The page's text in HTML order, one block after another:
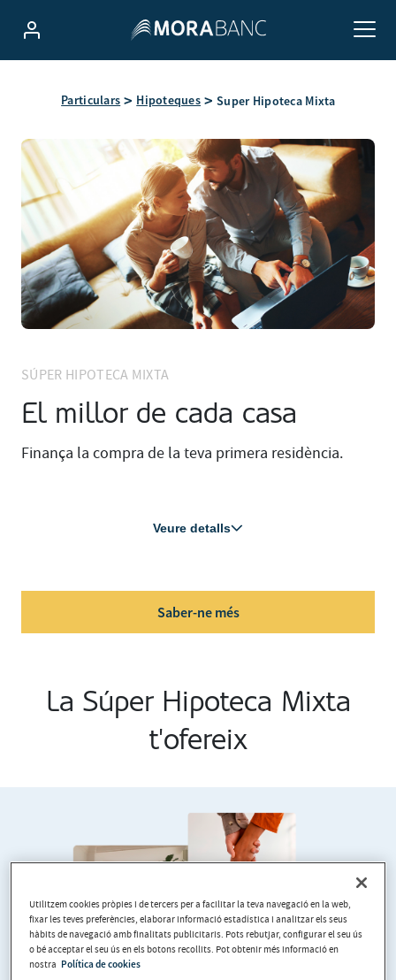
Particulars Hipoteques Super Hipoteca Mixta
SÚPER HIPOTECA MIXTA
El millor de cada casa
Finança la compra de la teva primera residència.
Veure detalls
Saber-ne més
La Súper Hipoteca Mixta
t'ofereix
Utilitzem cookies pròpies i de tercers per a facilitar la teva navegació en la web,
fixar les teves preferències, elaborar informació estadística i analitzar els seus
hàbits de navegació amb finalitats publicitaris. Pots rebutjar, configurar el seu ús
o bé acceptar el seu ús en els botons recollits. Pot obtenir més informació en
nostra Política de cookies